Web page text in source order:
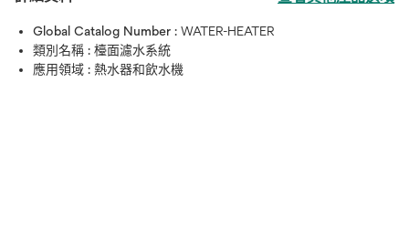
Global Catalog Number : WATER-HEATER
類別名稱 : 檯面濾水系統
應用領域 : 熱水器和飲水機